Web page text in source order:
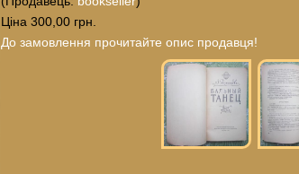
Ціна 300,00 грн.
До замовлення прочитайте опис продавця!